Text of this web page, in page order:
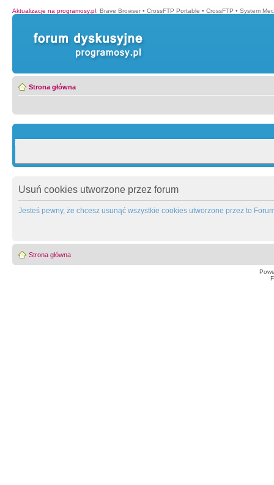
Aktualizacje na programosy.pl: Brave Browser • CrossFTP Portable • CrossFTP • System
Strona główna
Usuń cookies utworzone przez forum
Jesteś pewny, że chcesz usunąć wszystkie cookies utworzone przez to
Strona główna